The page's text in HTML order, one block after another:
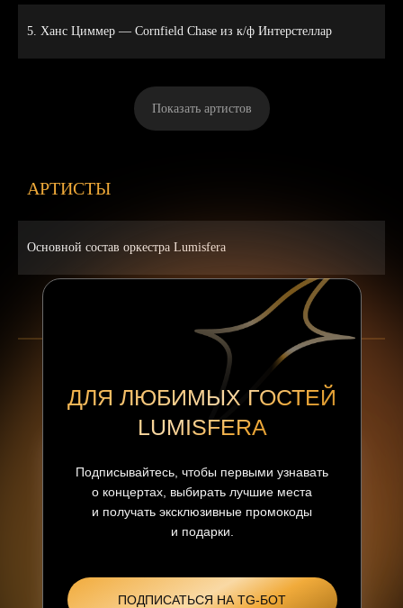
5. Ханс Циммер — Cornfield Chase из к/ф Интерстеллар
Показать артистов
АРТИСТЫ
Основной состав оркестра Lumisfera
ДЛЯ ЛЮБИМЫХ ГОСТЕЙ
LUMISFERA
Подписывайтесь, чтобы первыми узнавать
о концертах, выбирать лучшие места
и получать эксклюзивные промокоды
и подарки.
ПОДПИСАТЬСЯ НА TG-БОТ